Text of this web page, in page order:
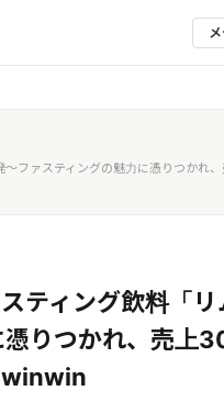
ファスティングの魅力に憑りつかれ
ティング飲料「リ
りつかれ、売上